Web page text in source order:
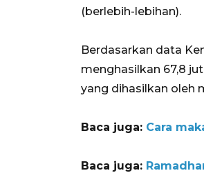
(berlebih-lebihan).
Berdasarkan data
menghasilkan 67,8
yang dihasilkan oleh
Baca juga: Cara
Baca juga: